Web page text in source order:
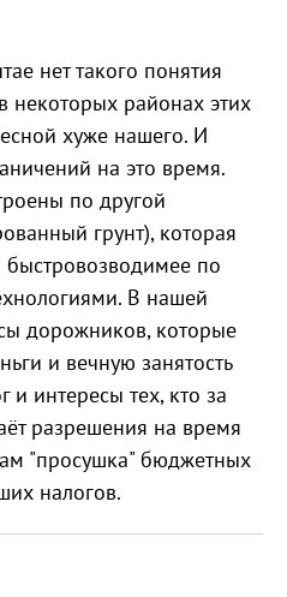
нет такого понятия
некоторых районах этих
хуже нашего. И
на это время.
по другой
грунт), которая
по
В нашей
дорожников, которые
и вечную занятость
и интересы тех, кто за
разрешения на время
"просушка" бюджетных
налогов.